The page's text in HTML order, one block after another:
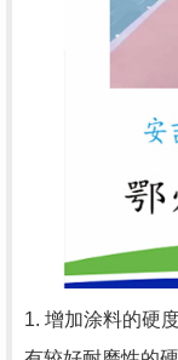
1. 增加涂料的硬